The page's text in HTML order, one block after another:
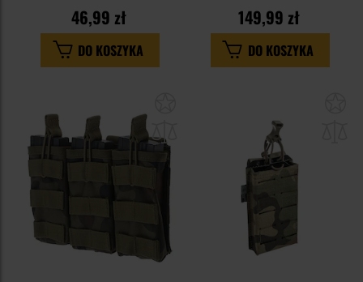
46,99 zł
DO KOSZYKA
149,99 zł
DO KOSZYKA